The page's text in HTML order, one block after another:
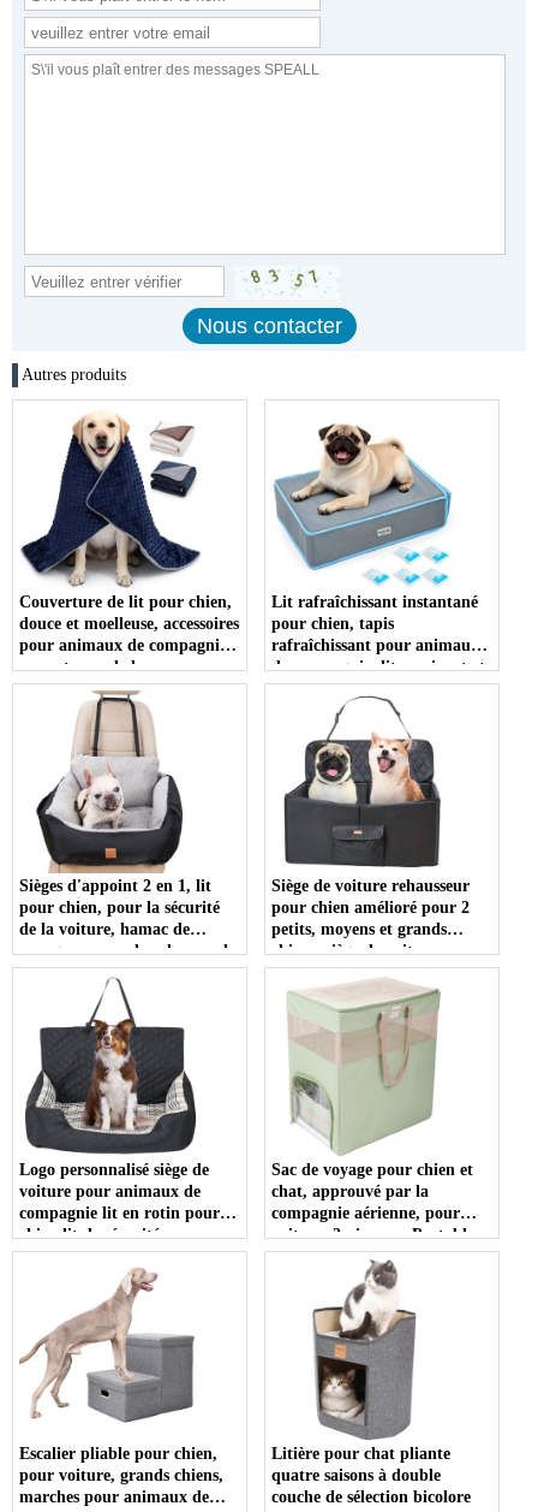
Autres produits
Couverture de lit pour chien,
douce et moelleuse, accessoires
pour animaux de compagnie,
respectueux de la peau,
impression personnalisée,
tapis lavable pour animaux de
compagnie
Lit rafraîchissant instantané
pour chien, tapis
rafraîchissant pour animaux
de compagnie, lit respirant et
confortable, produits frais
pour animaux de compagnie,
pour l'été
Sièges d'appoint 2 en 1, lit
pour chien, pour la sécurité
de la voiture, hamac de
voyage avec poches, housse de
siège de voiture pour chien de
compagnie, pour siège avant
Siège de voiture rehausseur
pour chien amélioré pour 2
petits, moyens et grands
chiens, siège de voiture pour
animaux de compagnie, lit de
voyage pour chien haut
Logo personnalisé siège de
voiture pour animaux de
compagnie lit en rotin pour
chien lit de sécurité pour
chien de grande taille pour
Sac de voyage pour chien et
chat, approuvé par la
compagnie aérienne, pour
voiture, 2 niveaux, Portable,
chenil d'exposition pour
animaux de compagnie,
transporteur de voyage pour
chat avec bac à litière
Escalier pliable pour chien,
pour voiture, grands chiens,
marches pour animaux de
Litière pour chat pliante
quatre saisons à double
couche de sélection bicolore